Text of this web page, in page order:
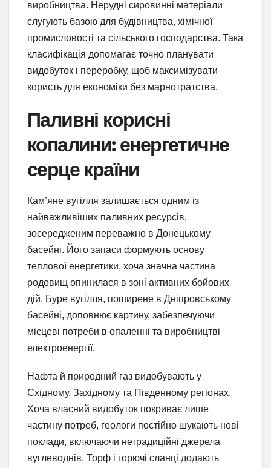
виробництва. Нерудні сировинні матеріали
слугують базою для будівництва, хімічної
промисловості та сільського господарства. Така
класифікація допомагає точно планувати
видобуток і переробку, щоб максимізувати
користь для економіки без марнотратства.
Паливні корисні
копалини: енергетичне
серце країни
Кам’яне вугілля залишається одним із
найважливіших паливних ресурсів,
зосередженим переважно в Донецькому
басейні. Його запаси формують основу
теплової енергетики, хоча значна частина
родовищ опинилася в зоні активних бойових
дій. Буре вугілля, поширене в Дніпровському
басейні, доповнює картину, забезпечуючи
місцеві потреби в опаленні та виробництві
електроенергії.
Нафта й природний газ видобувають у
Східному, Західному та Південному регіонах.
Хоча власний видобуток покриває лише
частину потреб, геологи постійно шукають нові
поклади, включаючи нетрадиційні джерела
вуглеводнів. Торф і горючі сланці додають